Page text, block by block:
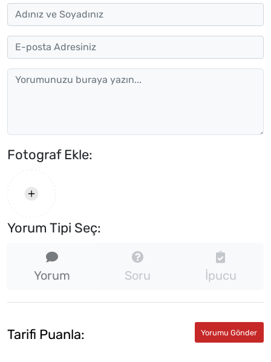
Fotograf Ekle:
Yorum Tipi Seç:
Yorum Soru İpucu
Tarifi Puanla: